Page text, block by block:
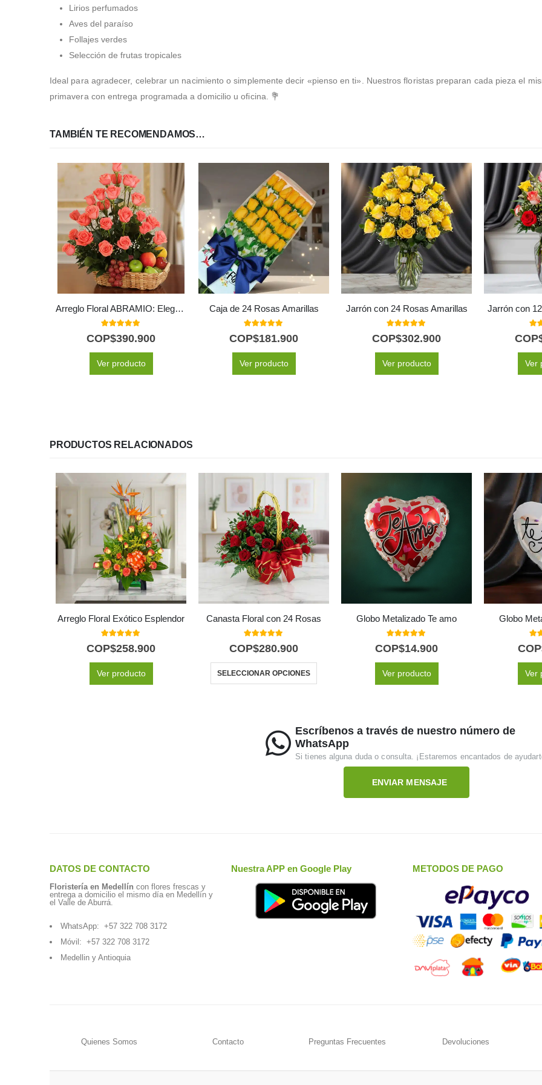
Lirios perfumados
Aves del paraíso
Follajes verdes
Selección de frutas tropicales
Ideal para agradecer, celebrar un nacimiento o simplemente decir «pienso en ti». Nuestros floristas preparan cada pieza el
primavera con entrega programada a domicilio u oficina. 💐
TAMBIÉN TE RECOMENDAMOS…
Arreglo Floral ABRAMIO: Elegante Cesta de Rosas Salmón y Frutas 🌿
5.00
COP$390.900
Ver producto
Caja de 24 Rosas Amarillas
5.00
COP$181.900
Ver producto
Jarrón con 24 Rosas Amarillas
5.00
COP$302.900
Ver producto
Jarrón con
5.00
Ver
PRODUCTOS RELACIONADOS
Arreglo Floral Exótico Esplendor
5.00
COP$258.900
Ver producto
Canasta Floral con 24 Rosas
5.00
COP$280.900
SELECCIONAR OPCIONES
Globo Metalizado Te amo
5.00out of 5
COP$14.900
Ver producto
Globo
Ver
Escríbenos a través de nuestro número de
WhatsApp
Si tienes alguna duda o consulta. ¡Estaremos encantados de
ENVIAR MENSAJE
DATOS DE CONTACTO
Floristería en Medellín con flores frescas y
entrega a domicilio el mismo día en Medellín y
el Valle de Aburrá.
WhatsApp: +57 322 708 3172
Móvil: +57 322 708 3172
Medellin y Antioquia
Nuestra APP en Google Play METODOS DE PAGO
Quienes Somos Contacto Preguntas Frecuentes Devoluciones